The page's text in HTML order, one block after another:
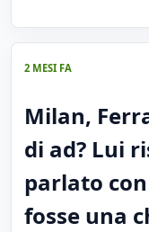
2 MESI FA
Milan,
di ad? Lui
parlato
fosse una